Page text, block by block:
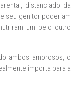
distanciado da
seu genitor poderiam
um pelo outro
ambos amorosos, o
importa para a